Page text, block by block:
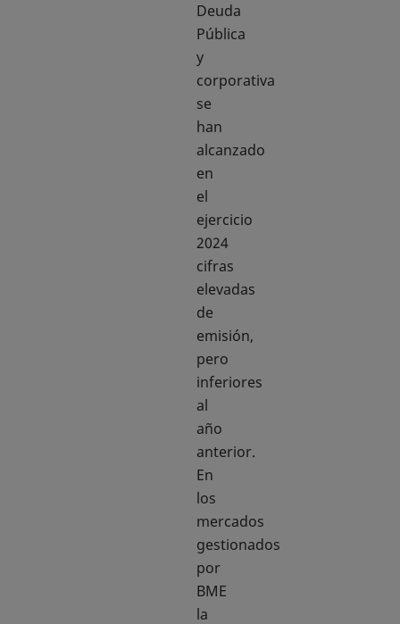
Deuda
Pública
y
corporativa
se
han
alcanzado
en
el
ejercicio
2024
cifras
elevadas
de
emisión,
pero
inferiores
al
año
anterior.
En
los
mercados
gestionados
por
BME
la